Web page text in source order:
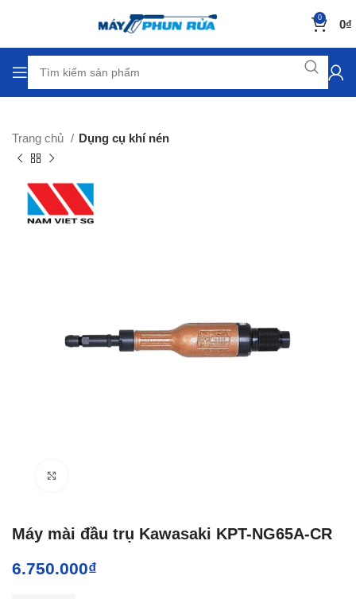
0 0₫
Trang chủ Dụng cụ khí nén
Máy mài đầu trụ Kawasaki KPT-NG65A-CR
6.750.000₫